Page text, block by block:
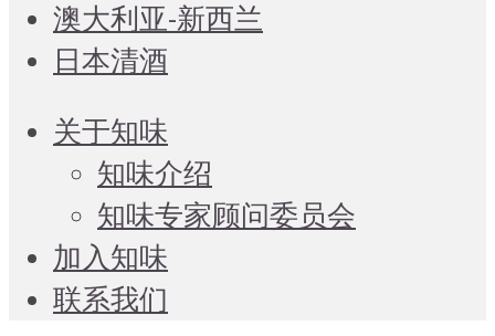
澳大利亚-新西兰
日本清酒
关于知味
知味介绍
知味专家顾问委员会
加入知味
联系我们